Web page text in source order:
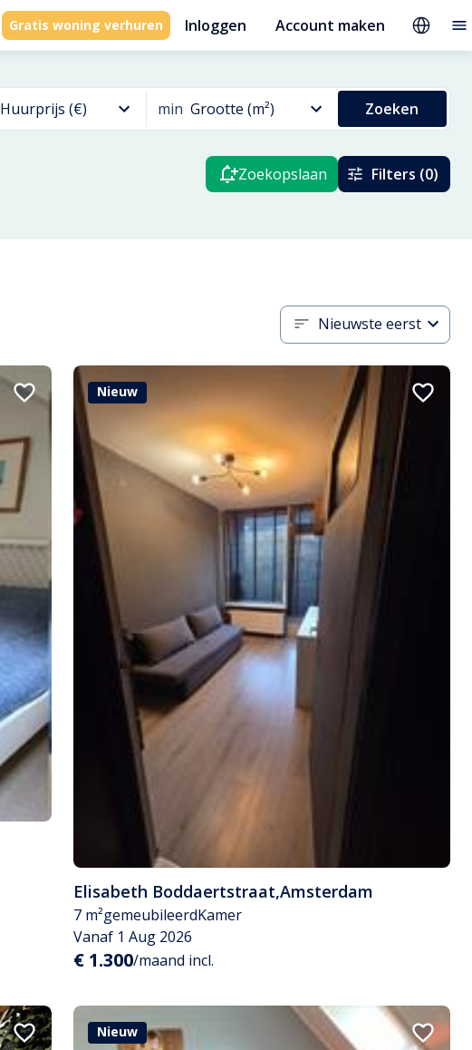
Gratis woning verhuren Inloggen Account maken
Huurprijs (€) min Grootte (m²) Zoeken
Zoekopslaan Filters (0)
Nieuwste eerst
Nieuw
Elisabeth Boddaertstraat,Amsterdam
7 m²gemeubileerdKamer
Vanaf 1 Aug 2026
€ 1.300/maand incl.
Nieuw